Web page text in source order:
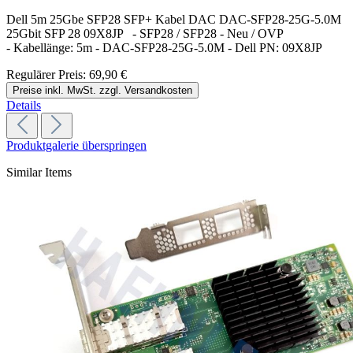
Dell 5m 25Gbe SFP28 SFP+ Kabel DAC DAC-SFP28-25G-5.0M
25Gbit SFP 28 09X8JP - SFP28 / SFP28 - Neu / OVP
- Kabellänge: 5m - DAC-SFP28-25G-5.0M - Dell PN: 09X8JP
Regulärer Preis: 69,90 €
Preise inkl. MwSt. zzgl. Versandkosten
Details
Produktgalerie überspringen
Similar Items